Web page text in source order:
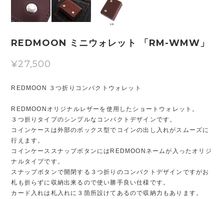
REDMOON ミニウォレット 「RM-WMW」
¥27,500
REDMOON ３つ折りコンパクトウォレット
REDMOONオリジナルレザーを使用したショートウォレット。
３つ折りタイプのシンプルなコンパクトデザインです。
コインケースは外部のボックス型でコインの出し入れがスムーズに
行えます。
コインケーススナップボタンにはREDMOONネームが入ったオリジ
ナルタイプです。
スナップボタンで開閉する３つ折りのコンパクトデザインですがお
札も折らずに収納出来るので使い勝手良い仕様です。
カード入れは札入れに３箇所設けてあるので収納力もあります。